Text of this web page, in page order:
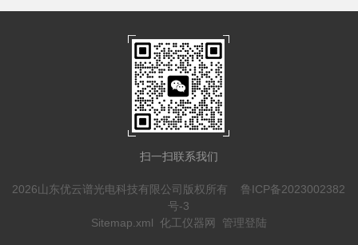
扫一扫联系我们
2026山东优云谱光电科技有限公司版权所有 鲁ICP备2023002382
号-3
Sitemap.xml 化工仪器网 管理登陆